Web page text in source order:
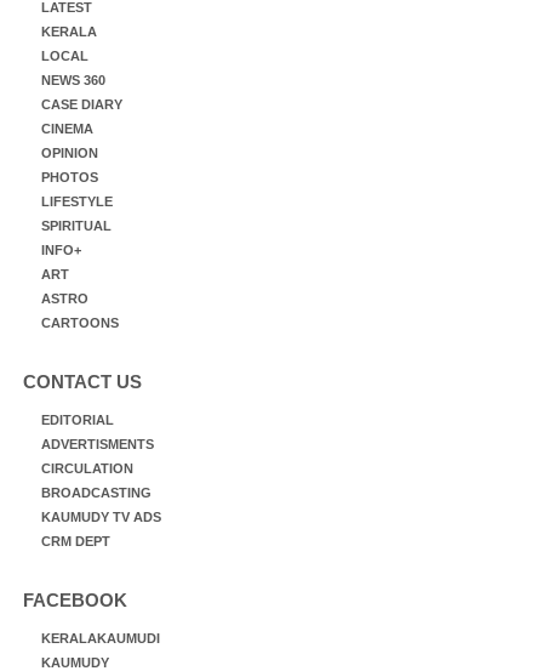
LATEST
KERALA
LOCAL
NEWS 360
CASE DIARY
CINEMA
OPINION
PHOTOS
LIFESTYLE
SPIRITUAL
INFO+
ART
ASTRO
CARTOONS
CONTACT US
EDITORIAL
ADVERTISMENTS
CIRCULATION
BROADCASTING
KAUMUDY TV ADS
CRM DEPT
FACEBOOK
KERALAKAUMUDI
KAUMUDY